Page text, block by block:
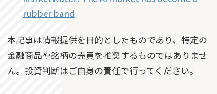
rubber band
本記事は情報提供を目的としたものであり、特定の
金融商品や銘柄の売買を推奨するものではありませ
ん。投資判断はご自身の責任で行ってください。